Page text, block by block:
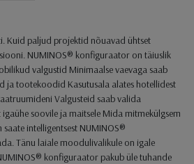
Kuid paljud projektid nõuavad ühtset
NUMINOS® konfiguraator on täiuslik
valgustid Minimaalse vaevaga saab
ja tootekoodid Kasutusala alates hotellidest
Valgusteid saab valida
soovile ja maitsele Mida mitmekülgsem
intelligentsest NUMINOS®
Tänu laiale moodulivalikule on igale
konfiguraator pakub üle tuhande